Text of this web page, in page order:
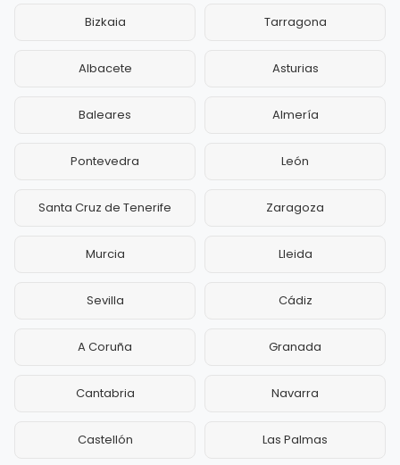
Bizkaia Tarragona
Albacete Asturias
Baleares Almería
Pontevedra León
Santa Cruz de Tenerife Zaragoza
Murcia Lleida
Sevilla Cádiz
A Coruña Granada
Cantabria Navarra
Castellón Las Palmas